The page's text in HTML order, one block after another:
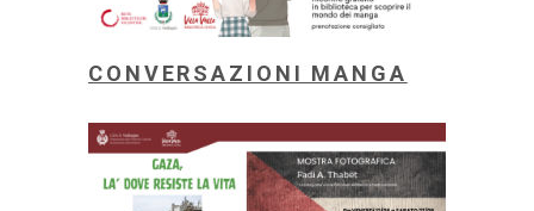
CONVERSAZIONI MANGA